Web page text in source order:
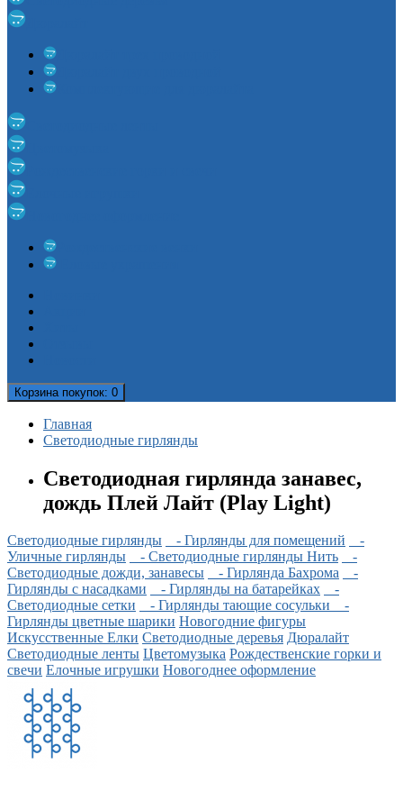
Корзина покупок: 0
Главная
Светодиодные гирлянды
Светодиодная гирлянда занавес,
дождь Плей Лайт (Play Light)
Светодиодные гирлянды - Гирлянды для помещений
-
Уличные гирлянды
- Светодиодные гирлянды Нить
-
Светодиодные дожди, занавесы
- Гирлянда Бахрома
-
Гирлянды с насадками
- Гирлянды на батарейках
-
Светодиодные сетки
- Гирлянды тающие сосульки
-
Гирлянды цветные шарики Новогодние фигуры
Искусственные Елки Светодиодные деревья Дюралайт
Cветодиодные ленты Цветомузыка Рождественские горки и
свечи Елочные игрушки Новогоднее оформление